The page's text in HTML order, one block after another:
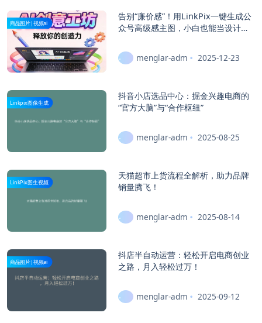
商品图片|视频ai
告别“廉价感”！用LinkPix一键生成公
众号高级感主图，小白也能当设计大
menglar-adm
2025-12-23
Linkpix图像生成
抖音小店选品中心：掘金兴趣电商的
“官方大脑”与“合作枢纽”
menglar-adm 2025-08-25
LinkPix图生视频
天猫超市上货流程全解析，助力品牌
销量腾飞！
menglar-adm 2025-08-14
商品图片|视频ai
抖店半自动运营：轻松开启电商创业
之路，月入轻松过万！
menglar-adm 2025-09-12